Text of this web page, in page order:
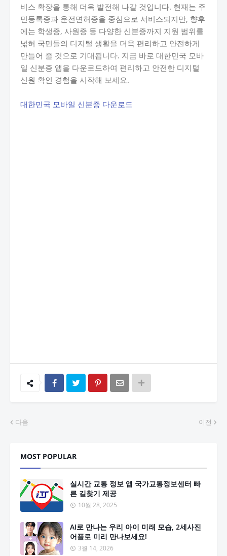
비스 확장을 통해 더욱 발전해 나갈 것입니다. 현재는 주
민등록증과 운전면허증을 중심으로 서비스되지만, 향후
에는 학생증, 사원증 등 다양한 신분증까지 지원 범위를
넓혀 국민들의 디지털 생활을 더욱 편리하고 안전하게
만들어 줄 것으로 기대됩니다. 지금 바로 대한민국 모바
일 신분증 앱을 다운로드하여 편리하고 안전한 디지털
신원 확인 경험을 시작해 보세요.
대한민국 모바일 신분증 다운로드
다음 이전
MOST POPULAR
실시간 교통 정보 앱 국가교통정보센터 빠
른 길찾기 제공
10월 28, 2025
AI로 만나는 우리 아이 미래 모습, 2세사진
어플로 미리 만나보세요!
3월 14, 2026